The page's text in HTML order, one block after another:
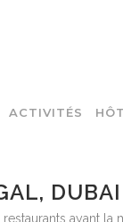
ACTIVITÉS
DUBAI
restaurants ayant